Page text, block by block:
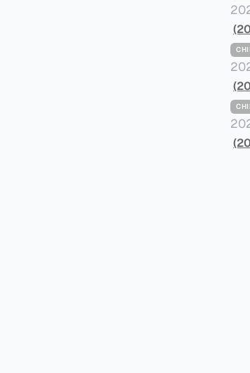
侯
络
人
一个有趣的问
署是不是
计
收
最
过
的
俸
收